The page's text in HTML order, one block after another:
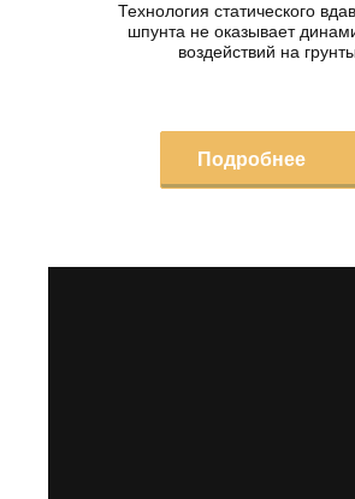
Технология статического
шпунта не оказывает
воздействий на грунты.
Подробнее